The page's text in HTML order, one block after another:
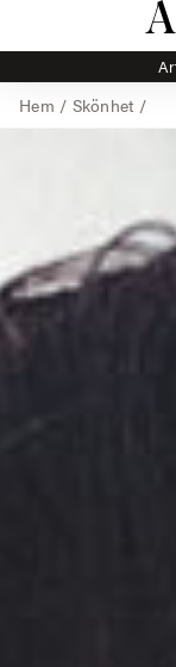
Hem / Skönhet/